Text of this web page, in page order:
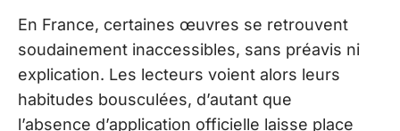
En France, certaines œuvres se retrouvent
soudainement inaccessibles, sans préavis ni
explication. Les lecteurs voient alors leurs
habitudes bousculées, d’autant que
l’absence d’application officielle laisse place